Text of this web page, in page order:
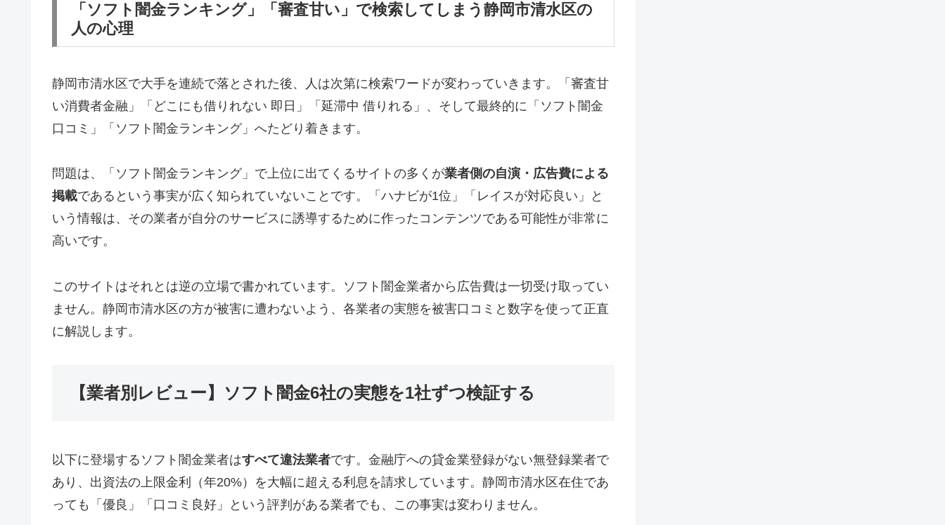
「ソフト闇金ランキング」「審査甘い」で検索してしまう静岡市清水区の
人の心理
静岡市清水区で大手を連続で落とされた後、人は次第に検索ワードが変わっていきます。「審査甘
い消費者金融」「どこにも借りれない 即日」「延滞中 借りれる」、そして最終的に「ソフト闇金
口コミ」「ソフト闇金ランキング」へたどり着きます。
問題は、「ソフト闇金ランキング」で上位に出てくるサイトの多くが業者側の自演・広告費による
掲載であるという事実が広く知られていないことです。「ハナビが1位」「レイスが対応良い」と
いう情報は、その業者が自分のサービスに誘導するために作ったコンテンツである可能性が非常に
高いです。
このサイトはそれとは逆の立場で書かれています。ソフト闇金業者から広告費は一切受け取ってい
ません。静岡市清水区の方が被害に遭わないよう、各業者の実態を被害口コミと数字を使って正直
に解説します。
【業者別レビュー】ソフト闇金6社の実態を1社ずつ検証する
以下に登場するソフト闇金業者はすべて違法業者です。金融庁への貸金業登録がない無登録業者で
あり、出資法の上限金利（年20%）を大幅に超える利息を請求しています。静岡市清水区在住であ
っても「優良」「口コミ良好」という評判がある業者でも、この事実は変わりません。